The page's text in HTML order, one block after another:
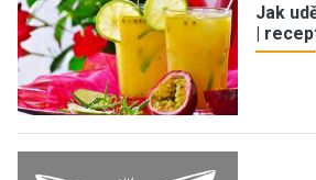
Jak
|